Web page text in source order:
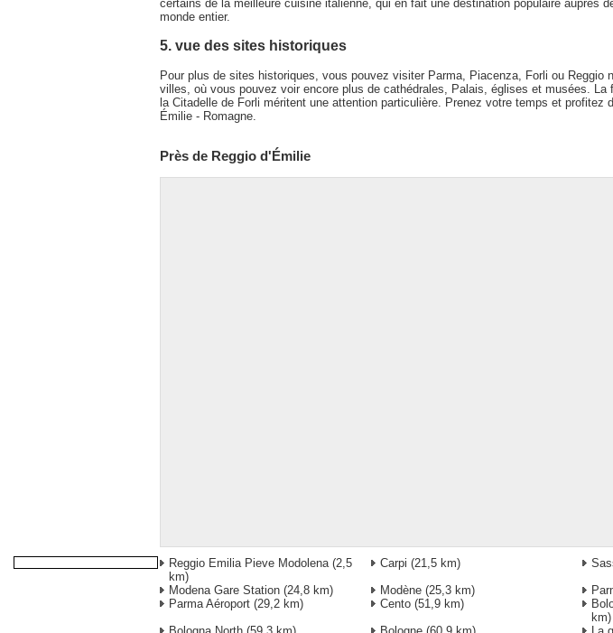
certains de la meilleure cuisine italienne, qui en fait une destination populaire auprès
monde entier.
5. vue des sites historiques
Pour plus de sites historiques, vous pouvez visiter Parma, Piacenza, Forli ou Reggio
villes, où vous pouvez voir encore plus de cathédrales, Palais, églises et musées. La
la Citadelle de Forli méritent une attention particulière. Prenez votre temps et profitez
Émilie - Romagne.
Près de Reggio d'Émilie
Reggio Emilia Pieve Modolena(2,5
km)
Carpi (21,5 km)
Modena Gare Station (24,8 km) Modène (25,3 km)
Parma Aéroport (29,2 km) Cento (51,9 km)
km)